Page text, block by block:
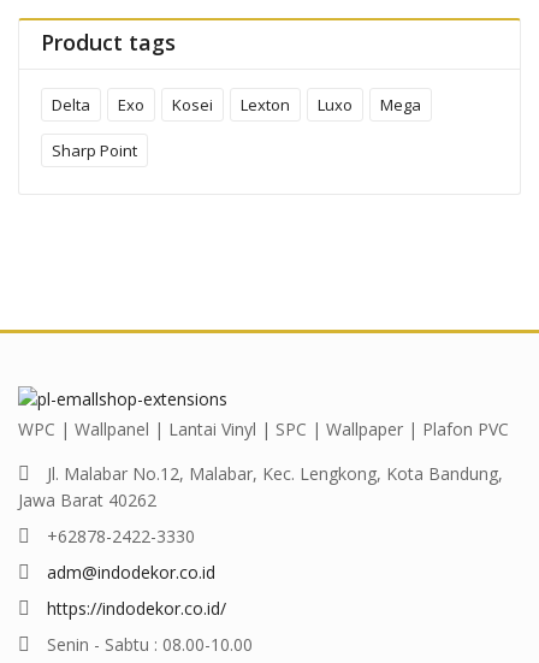
Product tags
Delta Exo Kosei Lexton Luxo Mega
Sharp Point
WPC | Wallpanel | Lantai Vinyl | SPC | Wallpaper | Plafon PVC
Jl. Malabar No.12, Malabar, Kec. Lengkong, Kota Bandung,
Jawa Barat 40262
+62878-2422-3330
adm@indodekor.co.id
https://indodekor.co.id/
Senin - Sabtu : 08.00-10.00